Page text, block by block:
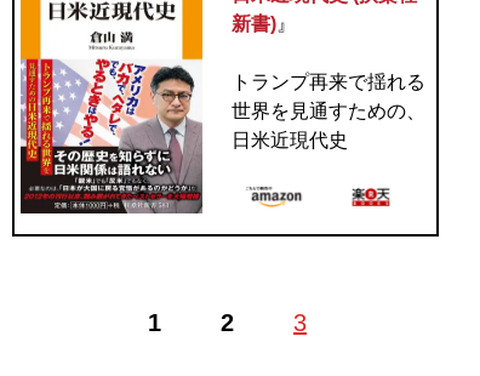
新書) 』
トランプ再来で揺れる
世界を見通すための、
日米近現代史
1 2 3